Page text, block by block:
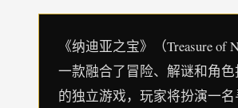
《纳迪亚之宝》（Treasure of
一款融合了冒险、解谜和角
的独立游戏，玩家将扮演一名